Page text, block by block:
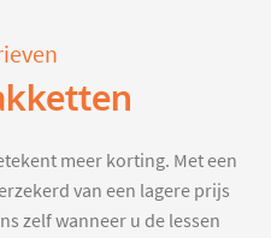
meer korting. Met een
van een lagere prijs
zelf wanneer u de lessen